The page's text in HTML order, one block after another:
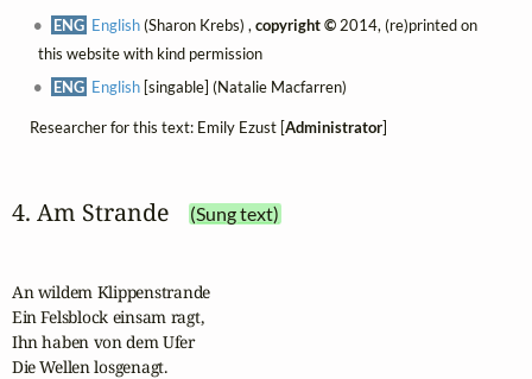
ENG English(Sharon Krebs) ,copyright © 2014, (re)printed on
this website with kind permission
ENG English [singable] (Natalie Macfarren)
Researcher for this text: Emily Ezust [Administrator]
4. Am Strande (Sung text)
An wildem Klippenstrande
Ein Felsblock einsam ragt,
Ihn haben von dem Ufer
Die Wellen losgenagt.